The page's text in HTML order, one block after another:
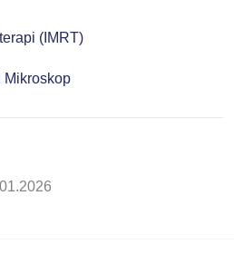
(IMRT)
Mikroskop